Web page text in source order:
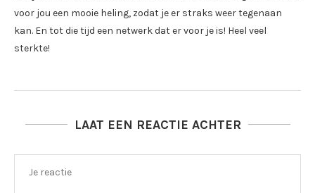
voor jou een mooie heling, zodat je er straks weer tegenaan
kan. En tot die tijd een netwerk dat er voor je is! Heel veel
sterkte!
LAAT EEN REACTIE ACHTER